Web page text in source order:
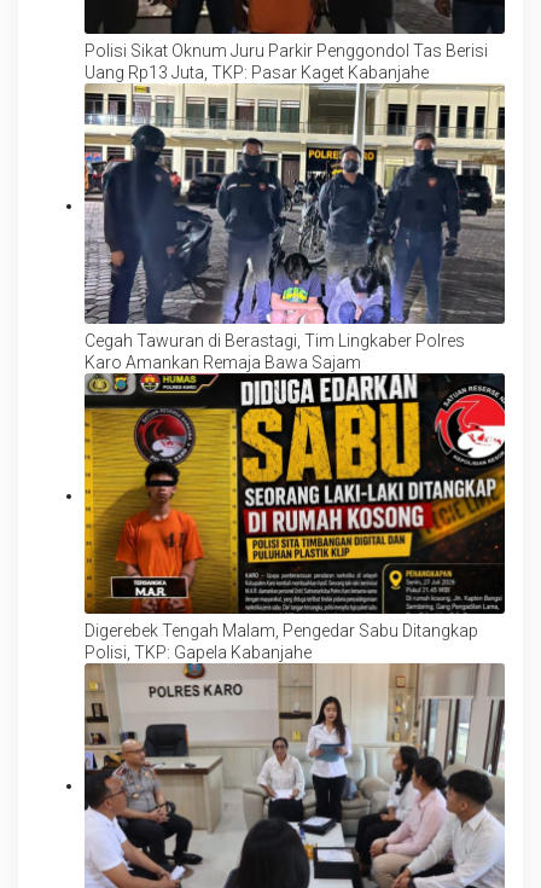
Polisi Sikat Oknum Juru Parkir Penggondol Tas Berisi
Uang Rp13 Juta, TKP: Pasar Kaget Kabanjahe
Cegah Tawuran di Berastagi, Tim Lingkaber Polres
Karo Amankan Remaja Bawa Sajam
Digerebek Tengah Malam, Pengedar Sabu Ditangkap
Polisi, TKP: Gapela Kabanjahe